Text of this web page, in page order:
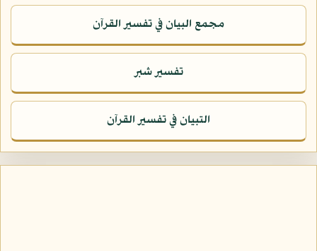
مجمع البيان في تفسير القرآن
تفسير شبر
التبيان في تفسير القرآن